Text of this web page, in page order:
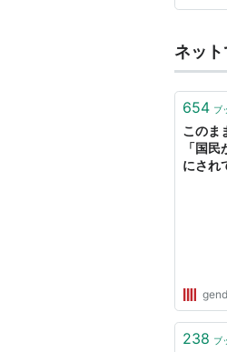
ネッ
654 ブ
このま
「国
にされ
238 ブ